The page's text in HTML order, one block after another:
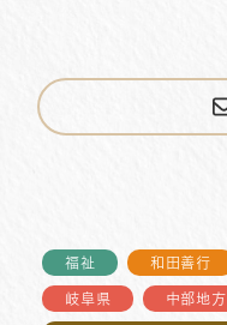
福祉 和田善行
岐阜県 中部地方